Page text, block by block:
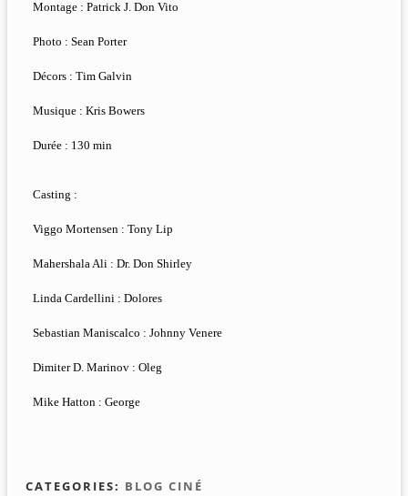
Montage : Patrick J. Don Vito
Photo : Sean Porter
Décors : Tim Galvin
Musique : Kris Bowers
Durée : 130 min
Casting :
Viggo Mortensen : Tony Lip
Mahershala Ali : Dr. Don Shirley
Linda Cardellini : Dolores
Sebastian Maniscalco : Johnny Venere
Dimiter D. Marinov : Oleg
Mike Hatton : George
CATEGORIES: BLOG CINÉ